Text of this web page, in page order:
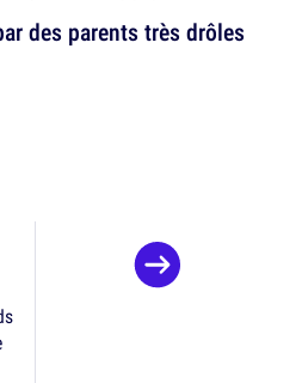
des parents très drôles